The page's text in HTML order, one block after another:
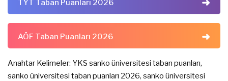
TYT Taban Puanları 2026
AÖF Taban Puanları 2026
Anahtar Kelimeler: YKS sanko üniversitesi taban puanları,
sanko üniversitesi taban puanları 2026, sanko üniversitesi